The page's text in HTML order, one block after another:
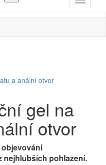
a anální otvor
gel na
otvor
nejhlubších pohlazení.